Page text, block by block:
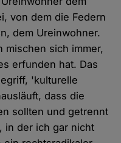
von dem die Federn
dem Ureinwohner.
mischen sich immer,
erfunden hat. Das
'kulturelle
dass die
sollten und getrennt
in der ich gar nicht